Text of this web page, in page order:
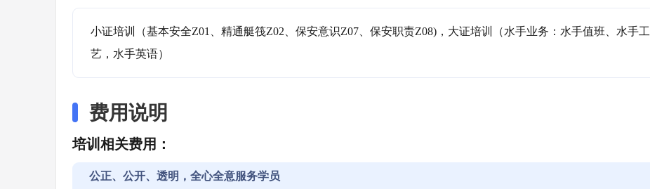
小证培训（基本安全Z01、精通艇筏Z02、保安意识Z07、保安职责Z08)，大证培训（水手业务：水手值班、水手工
艺，水手英语）
费用说明
培训相关费用：
公正、公开、透明，全心全意服务学员